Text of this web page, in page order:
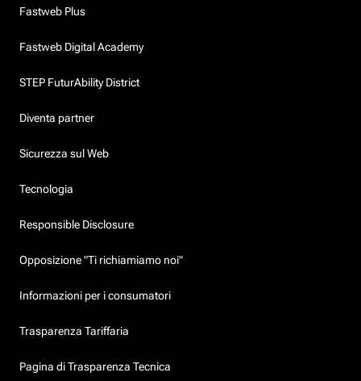
Fastweb Plus
Fastweb Digital Academy
STEP FuturAbility District
Diventa partner
Sicurezza sul Web
Tecnologia
Responsible Disclosure
Opposizione "Ti richiamiamo noi"
Informazioni per i consumatori
Trasparenza Tariffaria
Pagina di Trasparenza Tecnica